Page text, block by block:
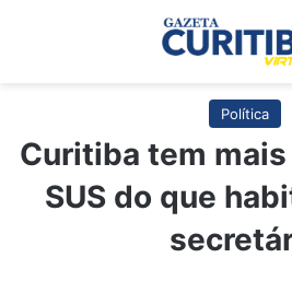
Política
Curitiba tem
SUS do que